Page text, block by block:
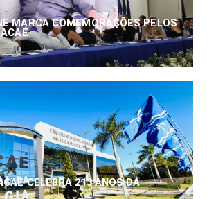
MARCA COMEMORAÇÕES PELOS
CELEBRA 213 ANOS DA